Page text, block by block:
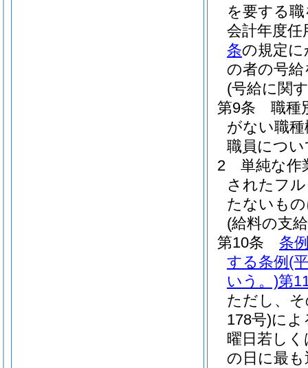
を要する
会計年度
条の規定
の者の号
(号給に関
第9条
職種
がない職
職員につ
2
単純な作
されたフ
たないも
(給料の支
第10条
条
する条例 (
いう。)第
ただし、
178号)によ
曜日若し
の日に最